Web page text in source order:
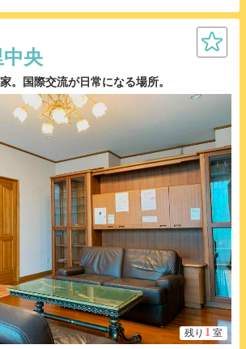
央
。国際交流が日常になる場所。
残り 1 室